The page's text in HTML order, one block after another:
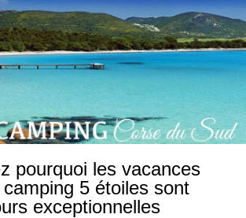
pourquoi les vacances
5 étoiles sont
exceptionnelles